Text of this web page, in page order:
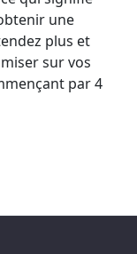
une
plus et
sur vos
par 4